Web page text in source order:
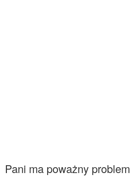
Pani ma poważny problem